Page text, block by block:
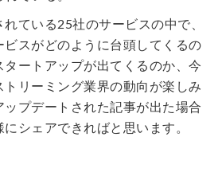
ている25社のサービスの中で、
ビスがどのように台頭してくるの
ートアップが出てくるのか、今
リーミング業界の動向が楽しみ
プデートされた記事が出た場合
シェアできればと思います。